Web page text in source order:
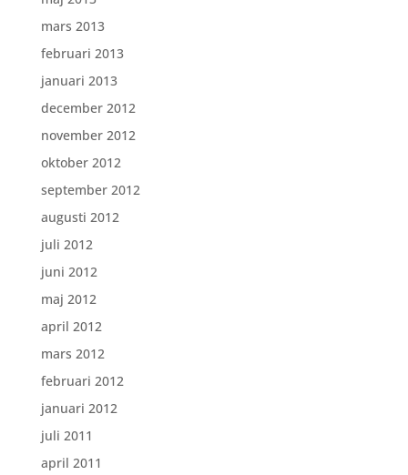
mars 2013
februari 2013
januari 2013
december 2012
november 2012
oktober 2012
september 2012
augusti 2012
juli 2012
juni 2012
maj 2012
april 2012
mars 2012
februari 2012
januari 2012
juli 2011
april 2011